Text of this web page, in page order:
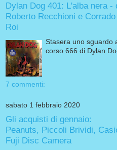
Dylan Dog 401: L'alba nera -
Roberto Recchioni e Corrado
Roi
Stasera uno sguardo
corso 666 di Dylan
7 commenti:
sabato 1 febbraio 2020
Gli acquisti di gennaio:
Peanuts, Piccoli Brividi,
Fuji Disc Camera